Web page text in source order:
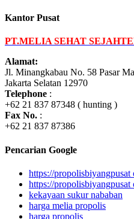
Kantor Pusat
PT.MELIA SEHAT
Alamat:
Jl. Minangkabau No. 58 Pasar
Jakarta Selatan 12970
Telephone :
+62 21 837 87348 ( hunting )
Fax No. :
+62 21 837 87386
Pencarian Google
https://
https://
kekayaan sukur nababan
harga melia propolis
harga propolis